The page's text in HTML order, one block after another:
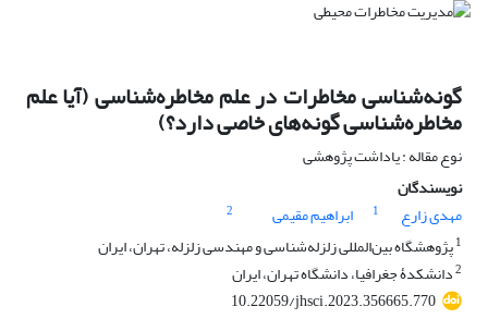
گونه‌شناسی مخاطرات در علم مخاطره‌شناسی (آیا علم
مخاطره‌شناسی گونه‌های خاصی دارد؟)
نوع مقاله : یاداشت پژوهشی
نویسندگان
مهدی زارع
1 ابراهیم مقیمی
2
1پژوهشگاه بین‌المللی زلزله‌شناسی و مهندسی زلزله، تهران، ایران
2دانشکدۀ جغرافیا، دانشگاه تهران، ایران
10.22059/jhsci.2023.356665.770